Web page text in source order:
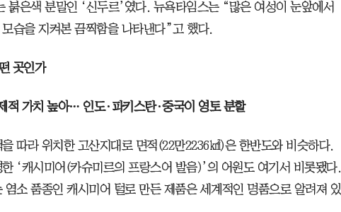
붉은색 분말인 ‘신두르’였다. 뉴욕타임스는 “많은 여성이 눈앞에서
습을 지켜본 끔찍함을 나타낸다”고 했다.
곳인가
적 가치 높아… 인도·파키스탄·중국이 영토 분할
따라 위치한 고산지대로 면적(22만2236㎢)은 한반도와 비슷하다.
‘캐시미어(카슈미르의 프랑스어 발음)’의 어원도 여기서 비롯됐다.
염소 품종인 캐시미어 털로 만든 제품은 세계적인 명품으로 알려져 있